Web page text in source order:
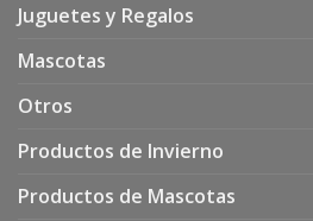
Juguetes y Regalos
Mascotas
Otros
Productos de Invierno
Productos de Mascotas